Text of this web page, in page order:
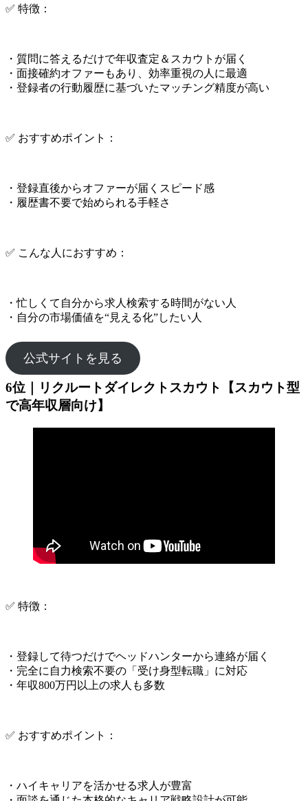
✅ 特徴：
・質問に答えるだけで年収査定＆スカウトが届く
・面接確約オファーもあり、効率重視の人に最適
・登録者の行動履歴に基づいたマッチング精度が高い
✅ おすすめポイント：
・登録直後からオファーが届くスピード感
・履歴書不要で始められる手軽さ
✅ こんな人におすすめ：
・忙しくて自分から求人検索する時間がない人
・自分の市場価値を“見える化”したい人
公式サイトを見る
6位｜リクルートダイレクトスカウト【スカウト型
で高年収層向け】
✅ 特徴：
・登録して待つだけでヘッドハンターから連絡が届く
・完全に自力検索不要の「受け身型転職」に対応
・年収800万円以上の求人も多数
✅ おすすめポイント：
・ハイキャリアを活かせる求人が豊富